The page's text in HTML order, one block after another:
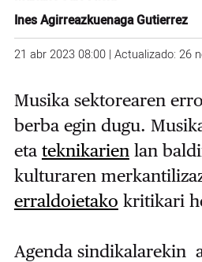
Ines Agirreazkuenaga Gutierrez
21 abr 2023 08:00 | Actualizado: 26
Musika sektorearen
berba egin dugu.
eta teknikarien lan
kulturaren
erraldoietako kritikari
Agenda sindikalarekin